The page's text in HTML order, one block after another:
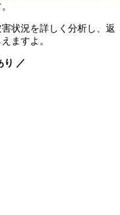
状況を詳しく分析し、返
ますよ。
り ／